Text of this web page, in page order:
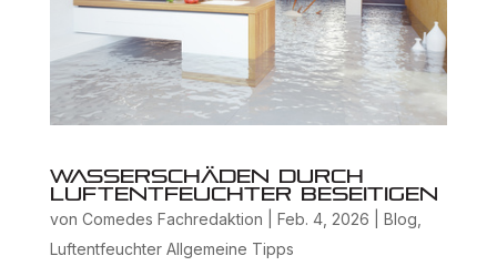
Wasserschäden durch
Luftentfeuchter beseitigen
von Comedes Fachredaktion Feb. 4, 2026 Blog
Luftentfeuchter Allgemeine Tipps